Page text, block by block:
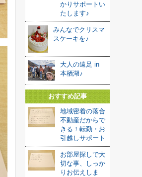
かりサポートい
たします♪
みんなでクリスマ
スケーキを♪
大人の遠足 in
本栖湖♪
おすすめ記事
地域密着の落合
不動産だからで
きる！転勤・お
引越しサポート
お部屋探しで大
切な事、しっか
りお伝えしま